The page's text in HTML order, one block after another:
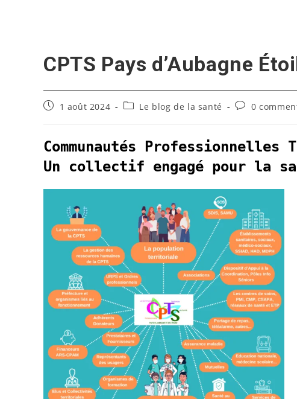
CPTS Pays d’Aubagne
Publication
1 août 2024
PostLe blog de la santé
publication :
0
Communautés
Un collectif engagé pour la